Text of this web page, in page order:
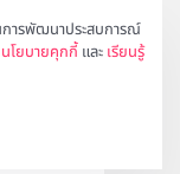
ารพัฒนาประสบการณ์
นโยบายคุกกี้ และ เรียนรู้